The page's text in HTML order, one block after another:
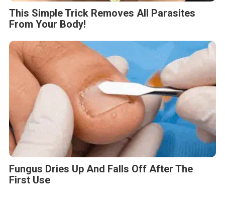
This Simple Trick Removes All Parasites
From Your Body!
Fungus Dries Up And Falls Off After The
First Use